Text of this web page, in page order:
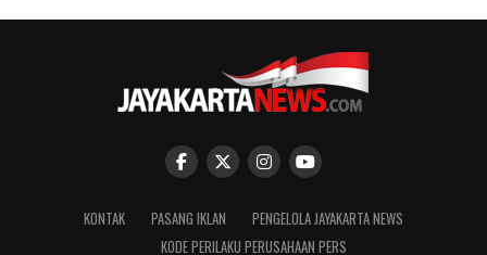
KONTAK PASANG IKLAN
PENGELOLA JAYAKARTA NEWS
KODE PERILAKU PERUSAHAAN PERS